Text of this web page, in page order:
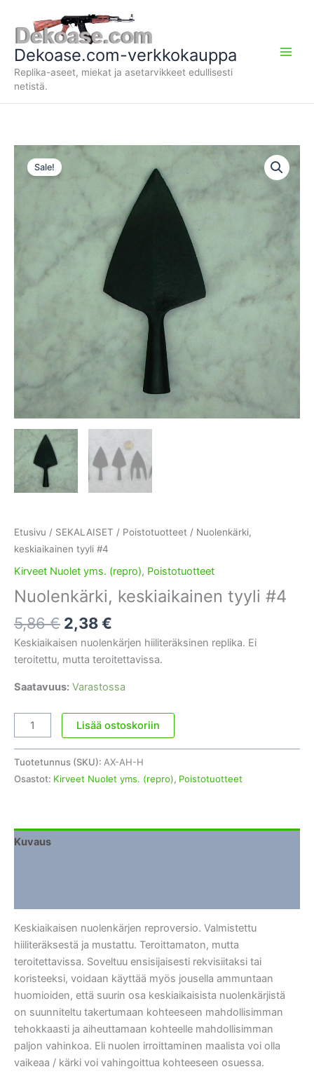
sisältöön
Dekoase.com-verkkokauppa
Replika-aseet, miekat ja asetarvikkeet edullisesti
netistä.
Sale!
Etusivu / SEKALAISET / Poistotuotteet / Nuolenkärki,
keskiaikainen tyyli #4
Kirveet Nuolet yms. (repro), Poistotuotteet
Nuolenkärki, keskiaikainen tyyli #4
5,86€ Alkuperäinen
hinta
oli:
2,38€
hinta
on:
Keskiaikaisen nuolenkärjen hiiliteräksinen replika. Ei
teroitettu, mutta teroitettavissa.
Saatavuus: Varastossa
Nuolenkärki,
keskiaikainen
Lisää ostoskoriin
Tuotetunnus (SKU): AX-AH-H
Osastot: Kirveet Nuolet yms. (repro), Poistotuotteet
Kuvaus
Keskiaikaisen nuolenkärjen reproversio. Valmistettu
hiiliteräksestä ja mustattu. Teroittamaton, mutta
teroitettavissa. Soveltuu ensisijaisesti rekvisiitaksi tai
koristeeksi, voidaan käyttää myös jousella ammuntaan
huomioiden, että suurin osa keskiaikaisista nuolenkärjistä
on suunniteltu takertumaan kohteeseen mahdollisimman
tehokkaasti ja aiheuttamaan kohteelle mahdollisimman
paljon vahinkoa. Eli nuolen irroittaminen maalista voi olla
vaikeaa / kärki voi vahingoittua kohteeseen osuessa.